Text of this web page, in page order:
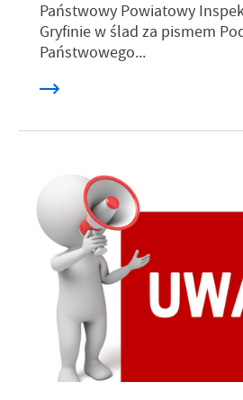
Państwowy Powiatowy
Gryfinie w ślad za pismem
Państwowego...